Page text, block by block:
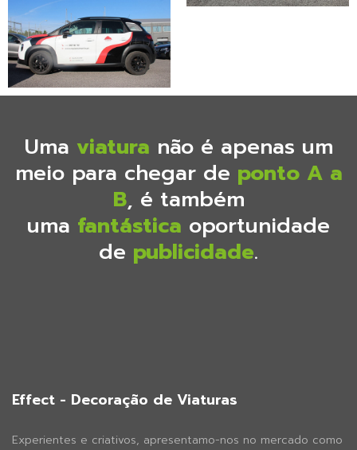
Uma viatura não é apenas um
meio para chegar de ponto A a
B, é também
uma fantástica oportunidade
de publicidade.
Effect - Decoração de Viaturas
Experientes e criativos, apresentamo-nos no mercado como